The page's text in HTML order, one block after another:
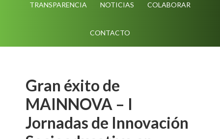
TRANSPARENCIA NOTICIAS COLABORAR
CONTACTO
Gran éxito de
MAINNOVA – I
Jornadas de Innovación